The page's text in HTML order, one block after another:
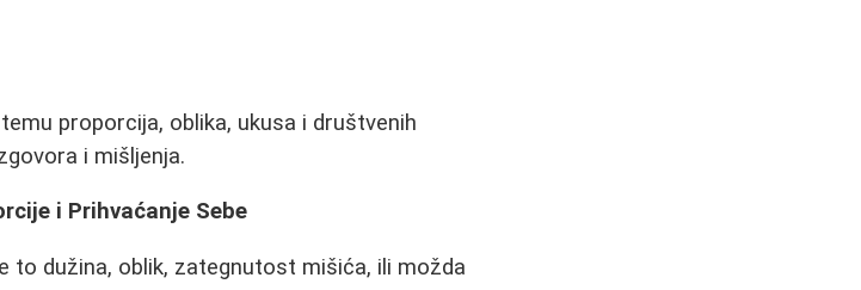
proporcija, oblika, ukusa i društvenih
i mišljenja.
i Prihvaćanje Sebe
to dužina, oblik, zategnutost mišića, ili možda